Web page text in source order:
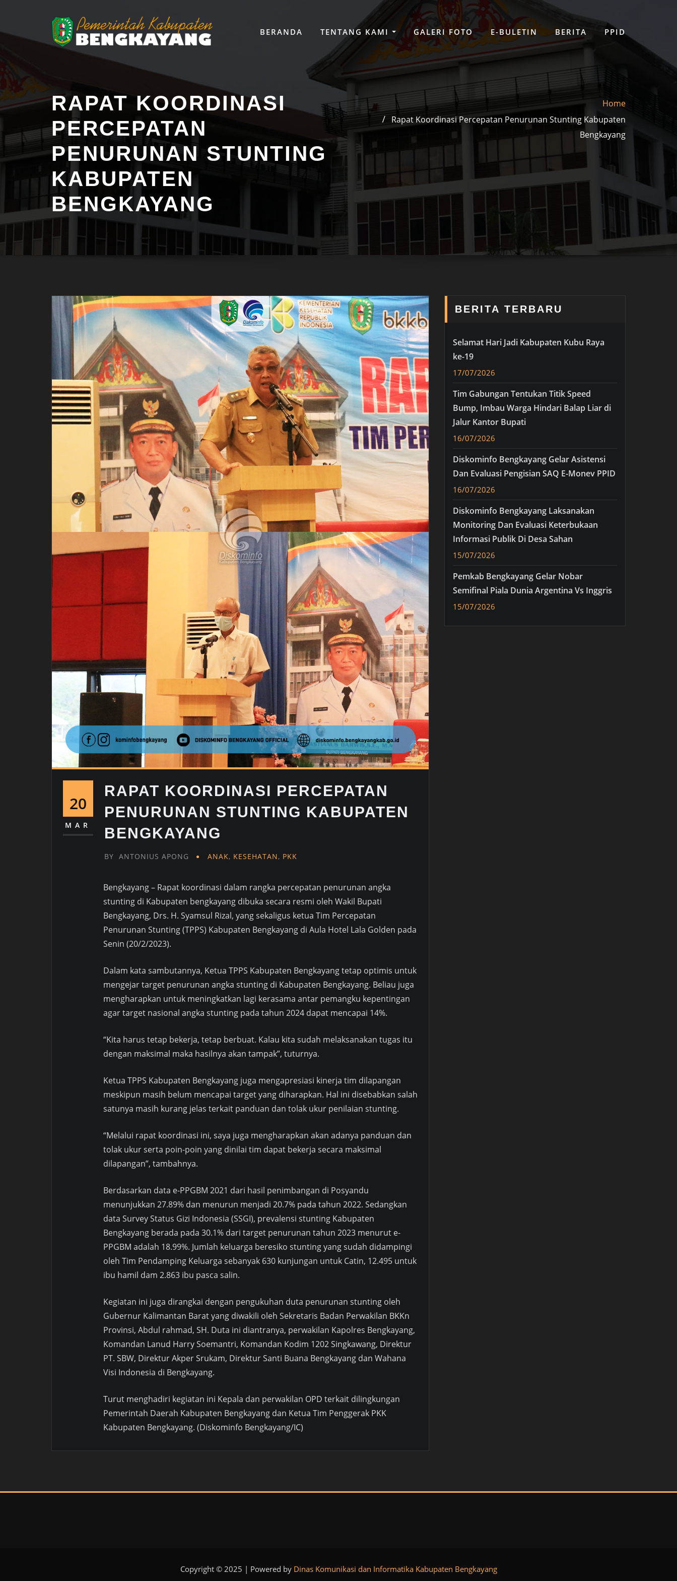
BERANDA TENTANG KAMI GALERI FOTO E-BULETIN BERITA PPID
RAPAT KOORDINASI
PERCEPATAN
PENURUNAN STUNTING
KABUPATEN
BENGKAYANG
Home
Rapat Koordinasi Percepatan Penurunan Stunting Kabupaten
Bengkayang
20
MAR
RAPAT KOORDINASI PERCEPATAN
PENURUNAN STUNTING KABUPATEN
BENGKAYANG
BY ANTONIUS APONG ANAK, KESEHATAN, PKK
Bengkayang – Rapat koordinasi dalam rangka percepatan penurunan angka
stunting di Kabupaten bengkayang dibuka secara resmi oleh Wakil Bupati
Bengkayang, Drs. H. Syamsul Rizal, yang sekaligus ketua Tim Percepatan
Penurunan Stunting (TPPS) Kabupaten Bengkayang di Aula Hotel Lala Golden pada
Senin (20/2/2023).
Dalam kata sambutannya, Ketua TPPS Kabupaten Bengkayang tetap optimis untuk
mengejar target penurunan angka stunting di Kabupaten Bengkayang. Beliau juga
mengharapkan untuk meningkatkan lagi kerasama antar pemangku kepentingan
agar target nasional angka stunting pada tahun 2024 dapat mencapai 14%.
“Kita harus tetap bekerja, tetap berbuat. Kalau kita sudah melaksanakan tugas itu
dengan maksimal maka hasilnya akan tampak”, tuturnya.
Ketua TPPS Kabupaten Bengkayang juga mengapresiasi kinerja tim dilapangan
meskipun masih belum mencapai target yang diharapkan. Hal ini disebabkan salah
satunya masih kurang jelas terkait panduan dan tolak ukur penilaian stunting.
“Melalui rapat koordinasi ini, saya juga mengharapkan akan adanya panduan dan
tolak ukur serta poin-poin yang dinilai tim dapat bekerja secara maksimal
dilapangan”, tambahnya.
Berdasarkan data e-PPGBM 2021 dari hasil penimbangan di Posyandu
menunjukkan 27.89% dan menurun menjadi 20.7% pada tahun 2022. Sedangkan
data Survey Status Gizi Indonesia (SSGI), prevalensi stunting Kabupaten
Bengkayang berada pada 30.1% dari target penurunan tahun 2023 menurut e-
PPGBM adalah 18.99%. Jumlah keluarga beresiko stunting yang sudah didampingi
oleh Tim Pendamping Keluarga sebanyak 630 kunjungan untuk Catin, 12.495 untuk
ibu hamil dam 2.863 ibu pasca salin.
Kegiatan ini juga dirangkai dengan pengukuhan duta penurunan stunting oleh
Gubernur Kalimantan Barat yang diwakili oleh Sekretaris Badan Perwakilan BKKn
Provinsi, Abdul rahmad, SH. Duta ini diantranya, perwakilan Kapolres Bengkayang,
Komandan Lanud Harry Soemantri, Komandan Kodim 1202 Singkawang, Direktur
PT. SBW, Direktur Akper Srukam, Direktur Santi Buana Bengkayang dan Wahana
Visi Indonesia di Bengkayang.
Turut menghadiri kegiatan ini Kepala dan perwakilan OPD terkait dilingkungan
Pemerintah Daerah Kabupaten Bengkayang dan Ketua Tim Penggerak PKK
Kabupaten Bengkayang. (Diskominfo Bengkayang/IC)
BERITA TERBARU
Selamat Hari Jadi Kabupaten Kubu Raya
ke-19
17/07/2026
Tim Gabungan Tentukan Titik Speed
Bump, Imbau Warga Hindari Balap Liar di
Jalur Kantor Bupati
16/07/2026
Diskominfo Bengkayang Gelar Asistensi
Dan Evaluasi Pengisian SAQ E-Monev PPID
16/07/2026
Diskominfo Bengkayang Laksanakan
Monitoring Dan Evaluasi Keterbukaan
Informasi Publik Di Desa Sahan
15/07/2026
Pemkab Bengkayang Gelar Nobar
Semifinal Piala Dunia Argentina Vs Inggris
15/07/2026
Copyright © 2025 | Powered by Dinas Komunikasi dan Informatika Kabupaten Bengkayang